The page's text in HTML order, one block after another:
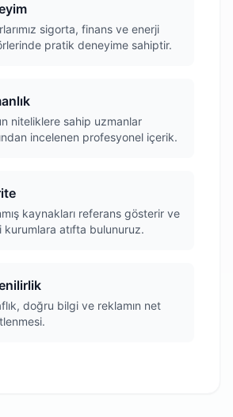
sigorta, finans ve enerji
pratik deneyime sahiptir.
niteliklere sahip uzmanlar
incelenen profesyonel içerik.
kaynakları referans gösterir ve
kurumlara atıfta bulunuruz.
doğru bilgi ve reklamın net